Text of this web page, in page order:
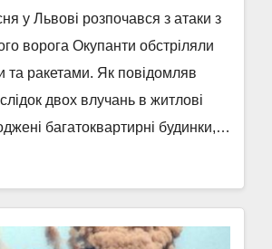
у Львові розпочався з атаки з
ворога Окупанти обстріляли
та ракетами. Як повідомляв
двох влучань в житлові
багатоквартирні будинки,…